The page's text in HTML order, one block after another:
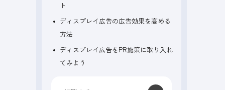
ト
ディスプレイ広告の広告効果を高める
方法
ディスプレイ広告をPR施策に取り入れ
てみよう